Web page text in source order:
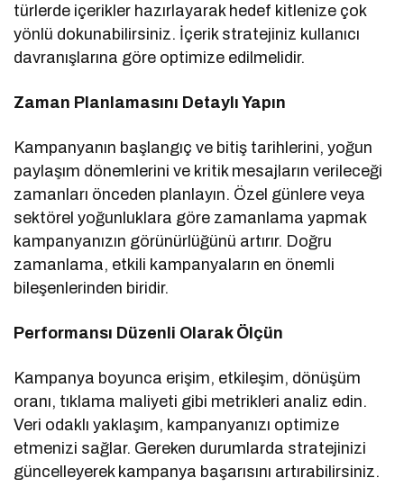
türlerde içerikler hazırlayarak hedef kitlenize çok
yönlü dokunabilirsiniz. İçerik stratejiniz kullanıcı
davranışlarına göre optimize edilmelidir.
Zaman Planlamasını Detaylı Yapın
Kampanyanın başlangıç ve bitiş tarihlerini, yoğun
paylaşım dönemlerini ve kritik mesajların verileceği
zamanları önceden planlayın. Özel günlere veya
sektörel yoğunluklara göre zamanlama yapmak
kampanyanızın görünürlüğünü artırır. Doğru
zamanlama, etkili kampanyaların en önemli
bileşenlerinden biridir.
Performansı Düzenli Olarak Ölçün
Kampanya boyunca erişim, etkileşim, dönüşüm
oranı, tıklama maliyeti gibi metrikleri analiz edin.
Veri odaklı yaklaşım, kampanyanızı optimize
etmenizi sağlar. Gereken durumlarda stratejinizi
güncelleyerek kampanya başarısını artırabilirsiniz.